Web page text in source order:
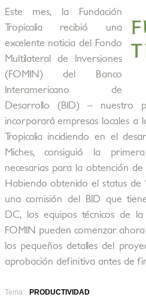
Este mes, la Fundación
Tropicalia recibió una
excelente noticia del Fondo
Multilateral de Inversiones
(FOMIN) del Banco
Interamericano de
Desarrollo (BID) – nuestro
incorporará empresas locales a
Tropicalia incidiendo en el
Miches, consiguió la
necesarias para la obtención
Habiendo obtenido el status de
una comisión del BID que
DC, los equipos técnicos de
FOMIN pueden comenzar
los pequeños detalles del
aprobación definitiva antes de
Tema:
PRODUCTIVIDAD